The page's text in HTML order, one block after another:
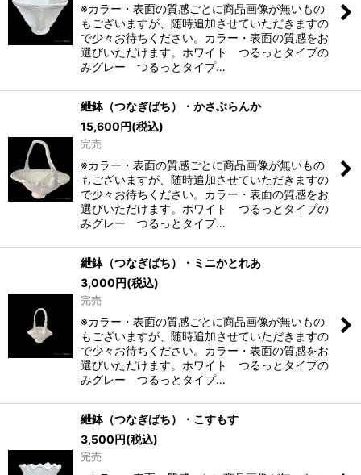
※カラー・表面の質感ごとに商品画像が無いもの
もございますが、随時追加させていただきますの
で少々お待ちください。カラー・表面の質感をお
選びいただけます。ホワイト つるっとタイプの
みグレー つるっとタイプ…
紲鉢（つなぎばち）・かさぶらんか
15,600円(税込)
完売
※カラー・表面の質感ごとに商品画像が無いもの
もございますが、随時追加させていただきますの
で少々お待ちください。カラー・表面の質感をお
選びいただけます。ホワイト つるっとタイプの
みグレー つるっとタイプ…
紲鉢（つなぎばち）・ミニかとれあ
3,000円(税込)
完売
※カラー・表面の質感ごとに商品画像が無いもの
もございますが、随時追加させていただきますの
で少々お待ちください。カラー・表面の質感をお
選びいただけます。ホワイト つるっとタイプの
みグレー つるっとタイプ…
紲鉢（つなぎばち）・こすもす
3,500円(税込)
完売